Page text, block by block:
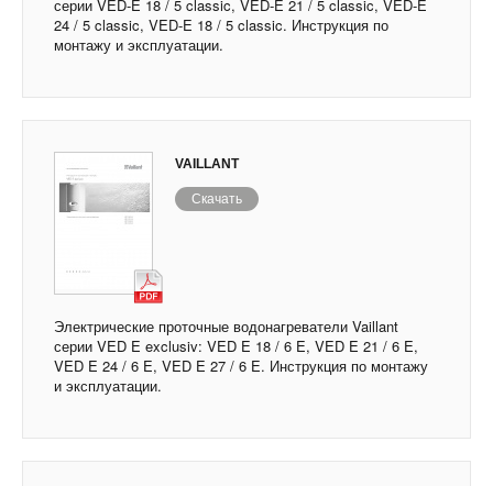
серии VED-E 18 / 5 classic, VED-E 21 / 5 classic, VED-E
24 / 5 classic, VED-E 18 / 5 classic. Инструкция по
монтажу и эксплуатации.
VAILLANT
Скачать
Электрические проточные водонагреватели Vaillant
серии VED E exclusiv: VED E 18 / 6 E, VED E 21 / 6 E,
VED E 24 / 6 E, VED E 27 / 6 E. Инструкция по монтажу
и эксплуатации.